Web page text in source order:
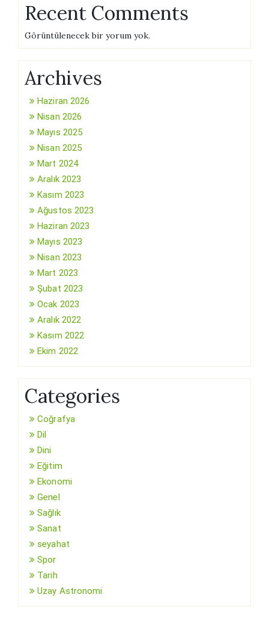
Recent Comments
Görüntülenecek bir yorum yok.
Archives
Haziran 2026
Nisan 2026
Mayıs 2025
Nisan 2025
Mart 2024
Aralık 2023
Kasım 2023
Ağustos 2023
Haziran 2023
Mayıs 2023
Nisan 2023
Mart 2023
Şubat 2023
Ocak 2023
Aralık 2022
Kasım 2022
Ekim 2022
Categories
Coğrafya
Dil
Dini
Eğitim
Ekonomi
Genel
Sağlık
Sanat
seyahat
Spor
Tarih
Uzay Astronomi